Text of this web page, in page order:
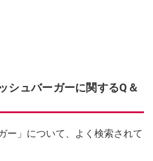
シュバーガーに関するQ＆
ー」について、よく検索されて